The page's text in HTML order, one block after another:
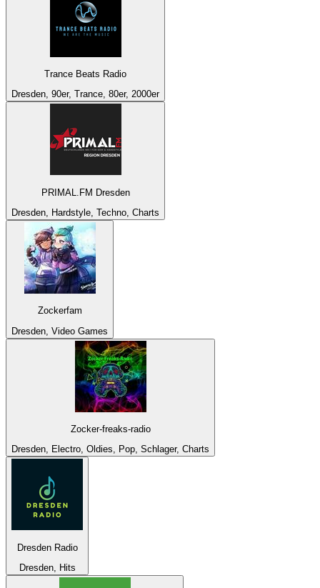
Trance Beats Radio
Dresden, 90er, Trance, 80er, 2000er
PRIMAL.FM Dresden
Dresden, Hardstyle, Techno, Charts
Zockerfam
Dresden, Video Games
Zocker-freaks-radio
Dresden, Electro, Oldies, Pop, Schlager, Charts
Dresden Radio
Dresden, Hits